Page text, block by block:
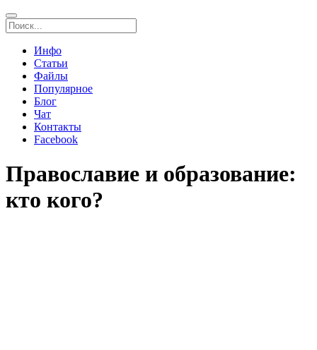
Инфо
Статьи
Файлы
Популярное
Блог
Чат
Контакты
Facebook
Православие и образование:
кто кого?